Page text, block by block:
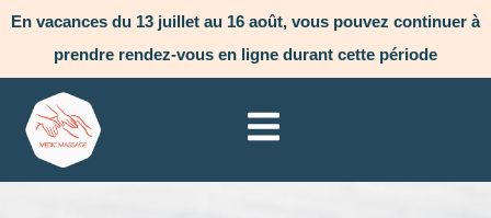
En vacances du 13 juillet au 16 août, vous pouvez continuer à
prendre rendez-vous en ligne durant cette période